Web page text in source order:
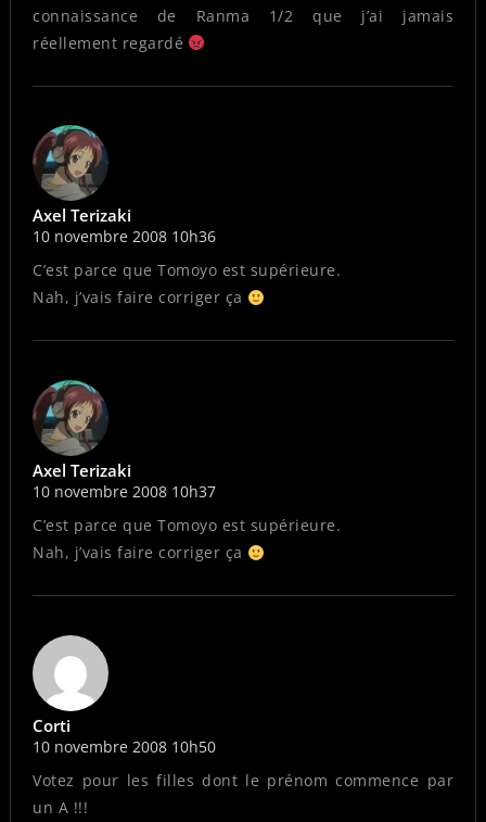
connaissance de Ranma 1/2 que j’ai jamais
réellement regardé
Axel Terizaki
10 novembre 2008 10h36
C’est parce que Tomoyo est supérieure.
Nah, j’vais faire corriger ça
Axel Terizaki
10 novembre 2008 10h37
C’est parce que Tomoyo est supérieure.
Nah, j’vais faire corriger ça
Corti
10 novembre 2008 10h50
Votez pour les filles dont le prénom commence par
un A !!!